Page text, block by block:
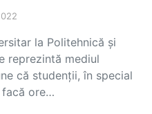
la Politehnică și
reprezintă mediul
că studenții, în special
facă ore…